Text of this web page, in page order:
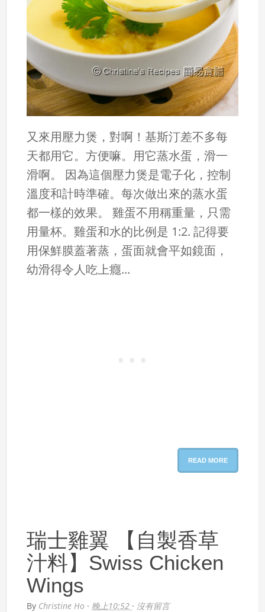
又來用壓力煲，對啊！基斯汀差不多每
天都用它。方便嘛。用它蒸水蛋，滑一
滑啊。 因為這個壓力煲是電子化，控制
溫度和計時準確。每次做出來的蒸水蛋
都一樣的效果。 雞蛋不用稱重量，只需
用量杯。雞蛋和水的比例是 1:2. 記得要
用保鮮膜蓋著蒸，蛋面就會平如鏡面，
幼滑得令人吃上癮...
READ MORE
瑞士雞翼 【自製香草
汁料】Swiss Chicken
Wings
By Christine Ho · 晚上10:52 · 沒有留言